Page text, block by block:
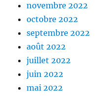
novembre 2022
octobre 2022
septembre 2022
août 2022
juillet 2022
juin 2022
mai 2022